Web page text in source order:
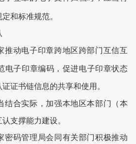
和标准规范。
动电子印章跨地区跨部门互信互
电子印章编码，促进电子印章状态
证书链信息的共享和使用。
结合实际，加强本地区本部门（本
支撑能力建设。
码管理局会同有关部门积极推动